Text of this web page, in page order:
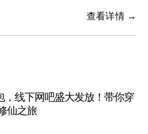
查看详情 →
，线下网吧盛大发放！带你穿
仙之旅